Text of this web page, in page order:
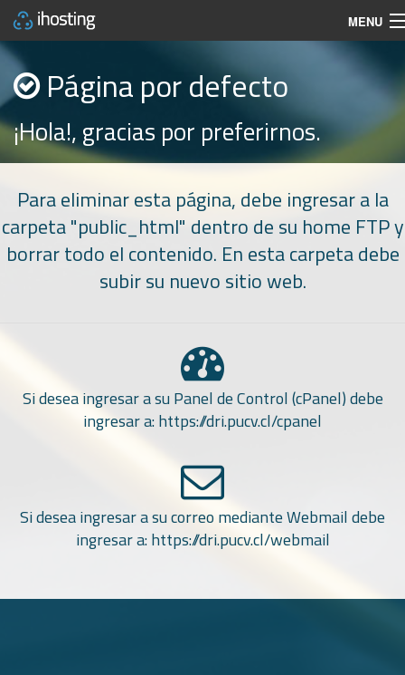
MENU
Página por defecto
¡Hola!, gracias por preferirnos.
Para eliminar esta página, debe ingresar a la
carpeta "public_html" dentro de su home FTP y
borrar todo el contenido. En esta carpeta debe
subir su nuevo sitio web.
Si desea ingresar a su Panel de Control (cPanel) debe
ingresar a:https://dri.pucv.cl/cpanel
Si desea ingresar a su correo mediante Webmail debe
ingresar a:https://dri.pucv.cl/webmail